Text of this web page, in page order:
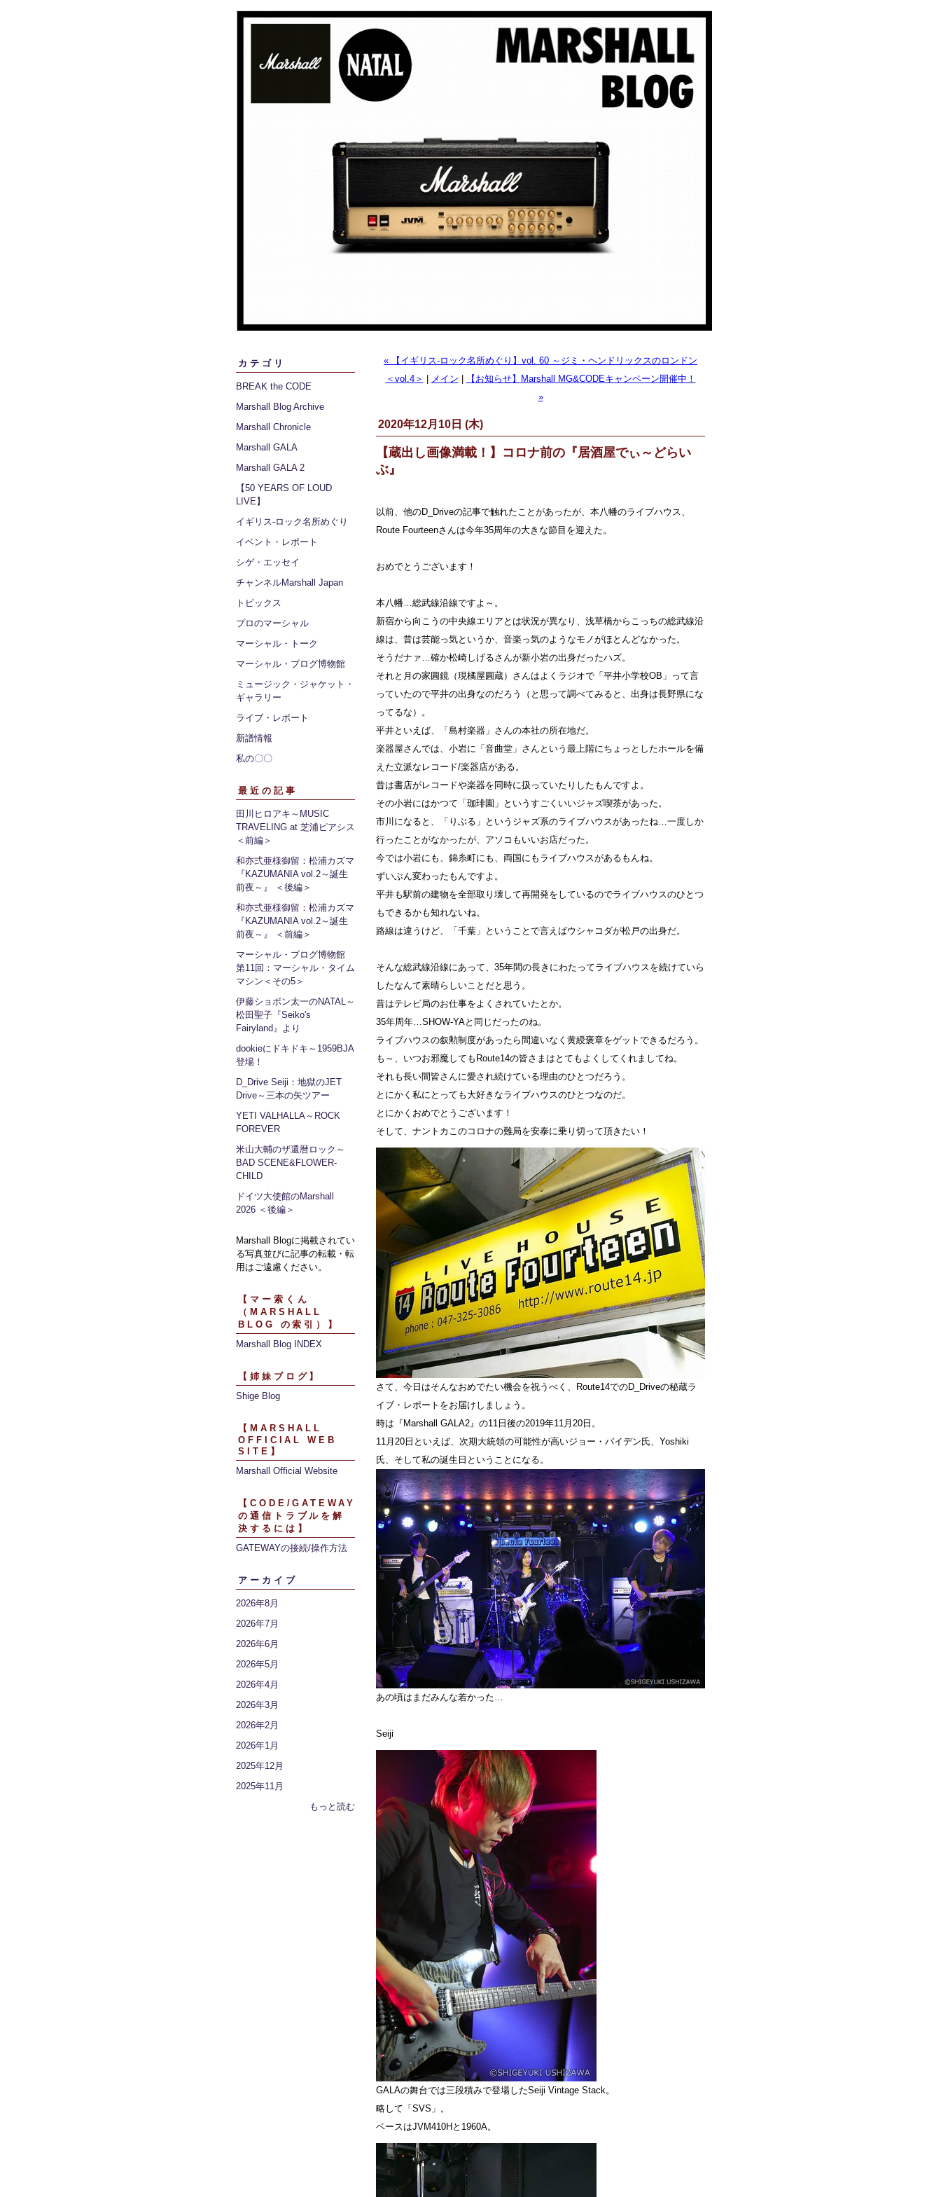
カテゴリ
BREAK the CODE
Marshall Blog Archive
Marshall Chronicle
Marshall GALA
Marshall GALA 2
【50 YEARS OF LOUD
LIVE】
イギリス‐ロック名所めぐり
イベント・レポート
シゲ・エッセイ
チャンネルMarshall Japan
トピックス
プロのマーシャル
マーシャル・トーク
マーシャル・ブログ博物館
ミュージック・ジャケット・
ギャラリー
ライブ・レポート
新譜情報
私の〇〇
最近の記事
田川ヒロアキ～MUSIC
TRAVELING at 芝浦ピアシス
＜前編＞
和亦弍亜様御留：松浦カズマ
『KAZUMANIA vol.2～誕生
前夜～』 ＜後編＞
和亦弍亜様御留：松浦カズマ
『KAZUMANIA vol.2～誕生
前夜～』 ＜前編＞
マーシャル・ブログ博物館
第11回：マーシャル・タイム
マシン＜その5＞
伊藤ショボン太一のNATAL～
松田聖子『Seiko's
Fairyland』より
dookieにドキドキ～1959BJA
登場！
D_Drive Seiji：地獄のJET
Drive～三本の矢ツアー
YETI VALHALLA～ROCK
FOREVER
米山大輔のザ還暦ロック～
BAD SCENE&FLOWER-
CHILD
ドイツ大使館のMarshall
2026 ＜後編＞
Marshall Blogに掲載されてい
る写真並びに記事の転載・転
用はご遠慮ください。
【マー索くん
（MARSHALL
BLOG の索引）】
Marshall Blog INDEX
【姉妹ブログ】
Shige Blog
【MARSHALL
OFFICIAL WEB
SITE】
Marshall Official Website
【CODE/GATEWAY
の通信トラブルを解
決するには】
GATEWAYの接続/操作方法
アーカイブ
2026年8月
2026年7月
2026年6月
2026年5月
2026年4月
2026年3月
2026年2月
2026年1月
2025年12月
2025年11月
もっと読む
« 【イギリス-ロック名所めぐり】vol. 60 ～ジミ・ヘンドリックスのロンドン
＜vol.4＞
メイン
【お知らせ】Marshall MG&CODEキャンペーン開催中！
»
2020年12月10日 (木)
【蔵出し画像満載！】コロナ前の『居酒屋でぃ～どらい
ぶ』
以前、他のD_Driveの記事で触れたことがあったが、本八幡のライブハウス、
Route Fourteenさんは今年35周年の大きな節目を迎えた。
おめでとうございます！
本八幡…総武線沿線ですよ～。
新宿から向こうの中央線エリアとは状況が異なり、浅草橋からこっちの総武線沿
線は、昔は芸能っ気というか、音楽っ気のようなモノがほとんどなかった。
そうだナァ…確か松崎しげるさんが新小岩の出身だったハズ。
それと月の家圓鏡（現橘屋圓蔵）さんはよくラジオで「平井小学校OB」って言
っていたので平井の出身なのだろう（と思って調べてみると、出身は長野県にな
ってるな）。
平井といえば、「島村楽器」さんの本社の所在地だ。
楽器屋さんでは、小岩に「音曲堂」さんという最上階にちょっとしたホールを備
えた立派なレコード/楽器店がある。
昔は書店がレコードや楽器を同時に扱っていたりしたもんですよ。
その小岩にはかつて「珈琲園」というすごくいいジャズ喫茶があった。
市川になると、「りぶる」というジャズ系のライブハウスがあったね…一度しか
行ったことがなかったが、アソコもいいお店だった。
今では小岩にも、錦糸町にも、両国にもライブハウスがあるもんね。
ずいぶん変わったもんですよ。
平井も駅前の建物を全部取り壊して再開発をしているのでライブハウスのひとつ
もできるかも知れないね。
路線は違うけど、「千葉」ということで言えばウシャコダが松戸の出身だ。
そんな総武線沿線にあって、35年間の長きにわたってライブハウスを続けていら
したなんて素晴らしいことだと思う。
昔はテレビ局のお仕事をよくされていたとか。
35年周年…SHOW-YAと同じだったのね。
ライブハウスの叙勲制度があったら間違いなく黄綬褒章をゲットできるだろう。
も～、いつお邪魔してもRoute14の皆さまはとてもよくしてくれましてね。
それも長い間皆さんに愛され続けている理由のひとつだろう。
とにかく私にとっても大好きなライブハウスのひとつなのだ。
とにかくおめでとうございます！
そして、ナントカこのコロナの難局を安泰に乗り切って頂きたい！
さて、今日はそんなおめでたい機会を祝うべく、Route14でのD_Driveの秘蔵ラ
イブ・レポートをお届けしましょう。
時は『Marshall GALA2』の11日後の2019年11月20日。
11月20日といえば、次期大統領の可能性が高いジョー・バイデン氏、Yoshiki
氏、そして私の誕生日ということになる。
あの頃はまだみんな若かった…
Seiji
GALAの舞台では三段積みで登場したSeiji Vintage Stack。
略して「SVS」。
ベースはJVM410Hと1960A。